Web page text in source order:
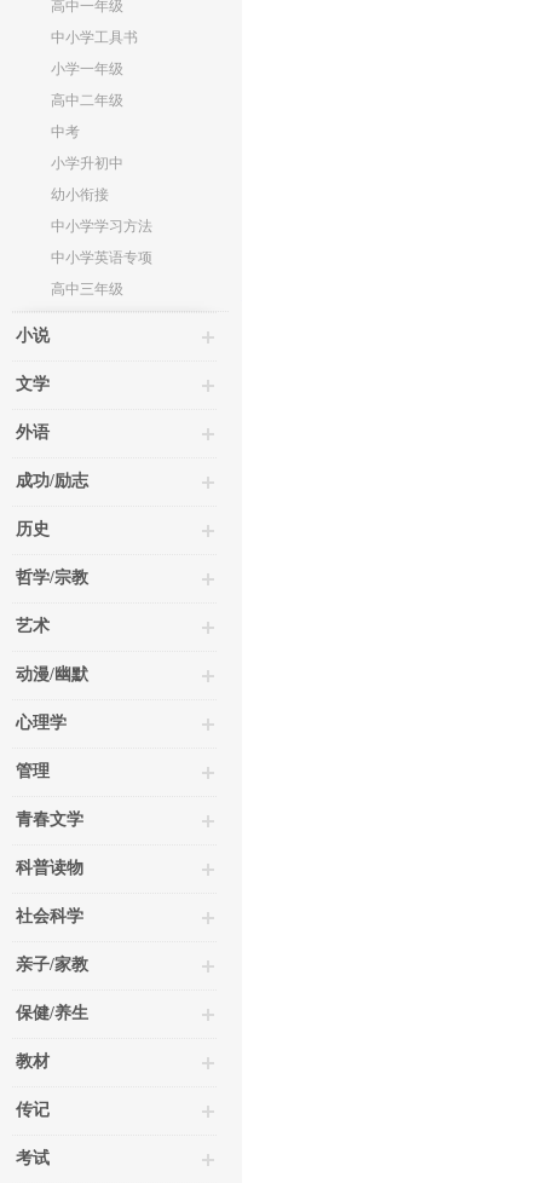
高中一年级
中小学工具书
小学一年级
高中二年级
中考
小学升初中
幼小衔接
中小学学习方法
中小学英语专项
高中三年级
小说
文学
外语
成功/励志
历史
哲学/宗教
艺术
动漫/幽默
心理学
管理
青春文学
科普读物
社会科学
亲子/家教
保健/养生
教材
传记
考试